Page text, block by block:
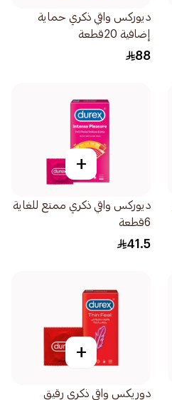
ديوركس واقي ذكري حماية
إضافية 20قطعة
88
+
ديوركس واقي ذكري ممتع للغاية
6قطعة
41.5
+
دوريكس واقي ذكري رقيق